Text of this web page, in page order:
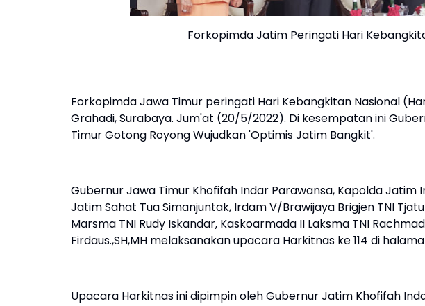
Forkopimda Jatim Peringati Hari
Forkopimda Jawa Timur peringati Hari Kebangkitan Nasional
Grahadi, Surabaya. Jum'at (20/5/2022). Di kesempatan ini
Timur Gotong Royong Wujudkan 'Optimis Jatim Bangkit'.
Gubernur Jawa Timur Khofifah Indar Parawansa, Kapolda Jatim
Jatim Sahat Tua Simanjuntak, Irdam V/Brawijaya Brigjen TNI
Marsma TNI Rudy Iskandar, Kaskoarmada II Laksma TNI
Firdaus.,SH,MH melaksanakan upacara Harkitnas ke 114 di
Upacara Harkitnas ini dipimpin oleh Gubernur Jatim Khofifah